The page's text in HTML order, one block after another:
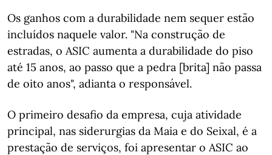
Os ganhos com a durabilidade nem sequer estão
incluídos naquele valor. "Na construção de
estradas, o ASIC aumenta a durabilidade do piso
até 15 anos, ao passo que a pedra [brita] não passa
de oito anos", adianta o responsável.
O primeiro desafio da empresa, cuja atividade
principal, nas siderurgias da Maia e do Seixal, é a
prestação de serviços, foi apresentar o ASIC ao